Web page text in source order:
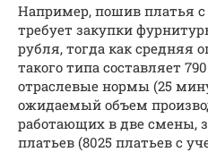
Например, пошив платья
требует закупки
рубля, тогда как средняя
такого типа составляет
отраслевые нормы (25
ожидаемый объем
работающих в две смены,
платьев (8025 платьев с